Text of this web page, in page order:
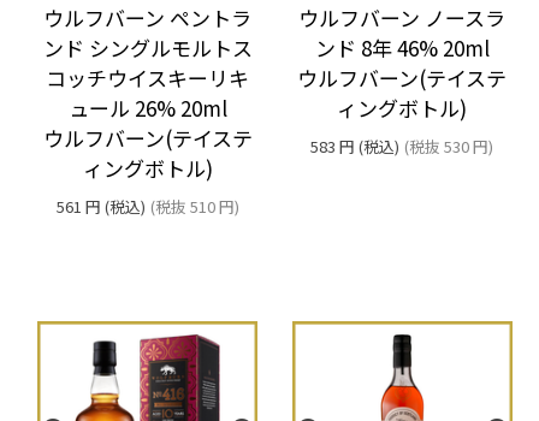
ウルフバーン ペントラ
ンド シングルモルトス
コッチウイスキーリキ
ュール 26% 20ml
ウルフバーン(テイステ
ィングボトル)
561 円 (税込) (税抜 510円)
ウルフバーン ノースラ
ンド 8年 46% 20ml
ウルフバーン(テイステ
ィングボトル)
583 円 (税込) (税抜530円)